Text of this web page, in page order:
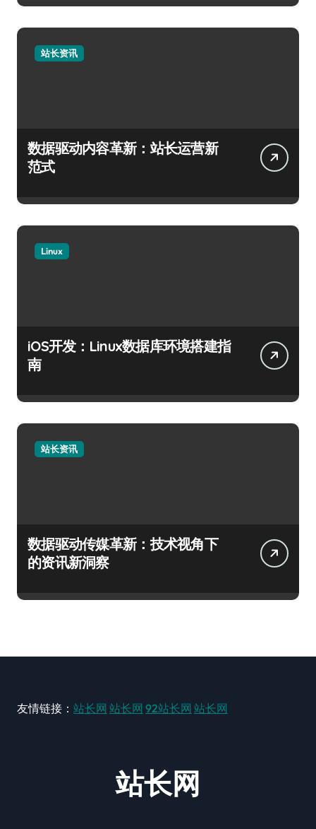
站长资讯
数据驱动内容革新：站长运营新
范式
Linux
iOS开发：Linux数据库环境搭建指
南
站长资讯
数据驱动传媒革新：技术视角下
的资讯新洞察
友情链接： 站长网 站长网 92站长网 站长网
站长网